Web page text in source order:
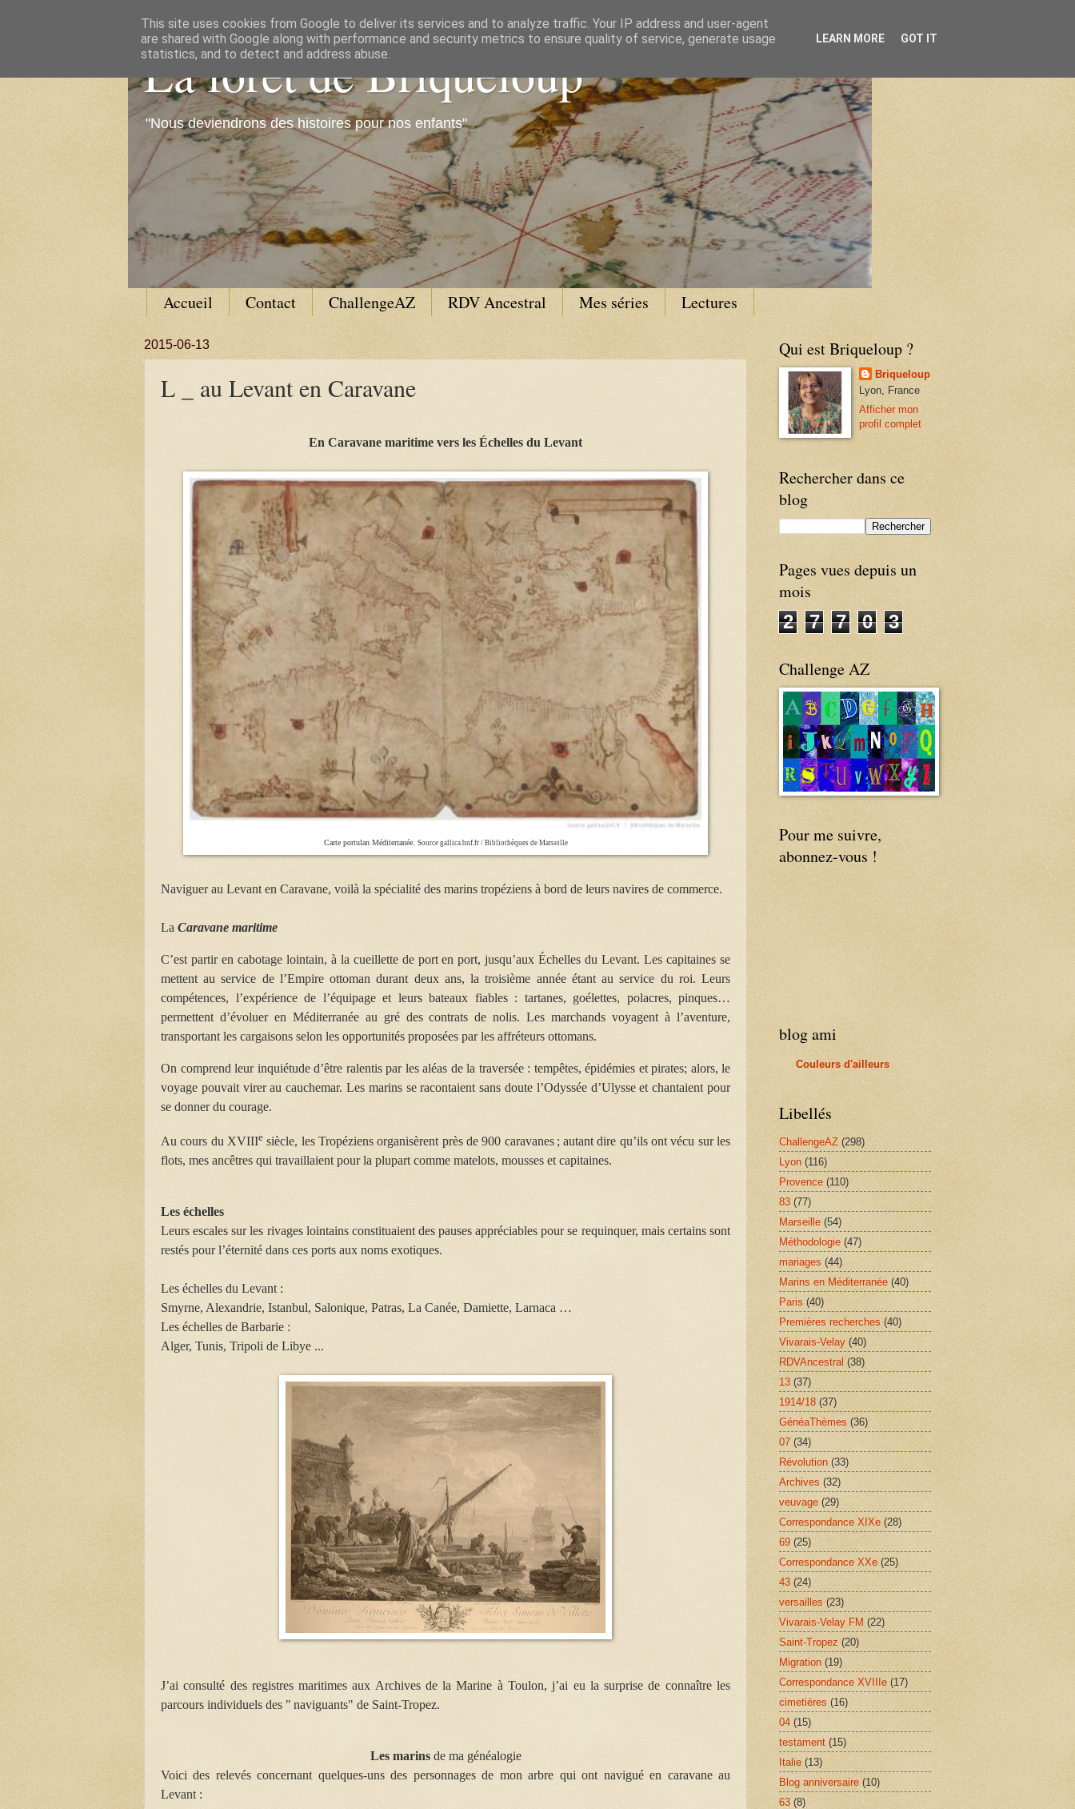
La forêt de Briqueloup
"Nous deviendrons des histoires pour nos enfants"
Accueil Contact ChallengeAZ RDV Ancestral Mes séries Lectures
2015-06-13
L _ au Levant en Caravane
En Caravane maritime vers les Échelles du Levant
Carte portulan Méditerranée. Source gallica.bnf.fr / Bibliothèques de Marseille
Naviguer au Levant en Caravane, voilà la spécialité des marins tropéziens à bord de leurs navires de commerce.
La Caravane maritime
C’est partir en cabotage lointain, à la cueillette de port en port, jusqu’aux Échelles du Levant. Les capitaines se
mettent au service de l’Empire ottoman durant deux ans, la troisième année étant au service du roi. Leurs
compétences, l’expérience de l’équipage et leurs bateaux fiables : tartanes, goélettes, polacres, pinques…
permettent d’évoluer en Méditerranée au gré des contrats de nolis. Les marchands voyagent à l’aventure,
transportant les cargaisons selon les opportunités proposées par les affréteurs ottomans.
On comprend leur inquiétude d’être ralentis par les aléas de la traversée : tempêtes, épidémies et pirates; alors, le
voyage pouvait virer au cauchemar. Les marins se racontaient sans doute l’Odyssée d’Ulysse et chantaient pour
se donner du courage.
Au cours du XVIIIe siècle, les Tropéziens organisèrent près de 900 caravanes ; autant dire qu’ils ont vécu sur les
flots, mes ancêtres qui travaillaient pour la plupart comme matelots, mousses et capitaines.
Les échelles
Leurs escales sur les rivages lointains constituaient des pauses appréciables pour se requinquer, mais certains sont
restés pour l’éternité dans ces ports aux noms exotiques.
Les échelles du Levant :
Smyrne, Alexandrie, Istanbul, Salonique, Patras, La Canée, Damiette, Larnaca …
Les échelles de Barbarie :
Alger, Tunis, Tripoli de Libye ...
J’ai consulté des registres maritimes aux Archives de la Marine à Toulon, j’ai eu la surprise de connaître les
parcours individuels des " naviguants" de Saint-Tropez.
Les marins de ma généalogie
Voici des relevés concernant quelques-uns des personnages de mon arbre qui ont navigué en caravane au
Levant :
Qui est Briqueloup ?
Briqueloup
Lyon, France
Afficher mon
profil complet
Rechercher dans ce
blog
Pages vues depuis un
mois
2
7 7 0 3
Challenge AZ
Pour me suivre,
abonnez-vous !
blog ami
Couleurs d'ailleurs
Libellés
ChallengeAZ (298)
Lyon (116)
Provence (110)
83 (77)
Marseille (54)
Méthodologie (47)
mariages (44)
Marins en Méditerranée (40)
Paris (40)
Premières recherches (40)
Vivarais-Velay (40)
RDVAncestral (38)
13 (37)
1914/18 (37)
GénéaThèmes (36)
07 (34)
Révolution (33)
Archives (32)
veuvage (29)
Correspondance XIXe (28)
69 (25)
Correspondance XXe (25)
43 (24)
versailles (23)
Vivarais-Velay FM (22)
Saint-Tropez (20)
Migration (19)
Correspondance XVIIIe (17)
cimetières (16)
04 (15)
testament (15)
Italie (13)
Blog anniversaire (10)
63 (8)
This site uses cookies from Google to deliver its services and to analyze traffic. Your IP address and user-agent
are shared with Google along with performance and security metrics to ensure quality of service, generate usage
statistics, and to detect and address abuse.
LEARN MORE GOT IT